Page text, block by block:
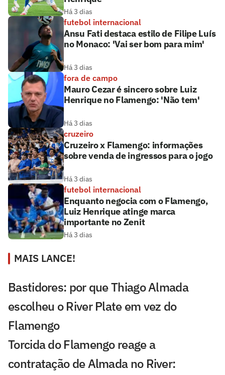
Há 3 dias
futebol internacional
Ansu Fati destaca estilo de Filipe Luís
no Monaco: 'Vai ser bom para mim'
Há 3 dias
fora de campo
Mauro Cezar é sincero sobre Luiz
Henrique no Flamengo: 'Não tem'
Há 3 dias
cruzeiro
Cruzeiro x Flamengo: informações
sobre venda de ingressos para o jogo
Há 3 dias
futebol internacional
Enquanto negocia com o Flamengo,
Luiz Henrique atinge marca
importante no Zenit
Há 3 dias
MAIS LANCE!
Bastidores: por que Thiago Almada
escolheu o River Plate em vez do
Flamengo
Torcida do Flamengo reage a
contratação de Almada no River: